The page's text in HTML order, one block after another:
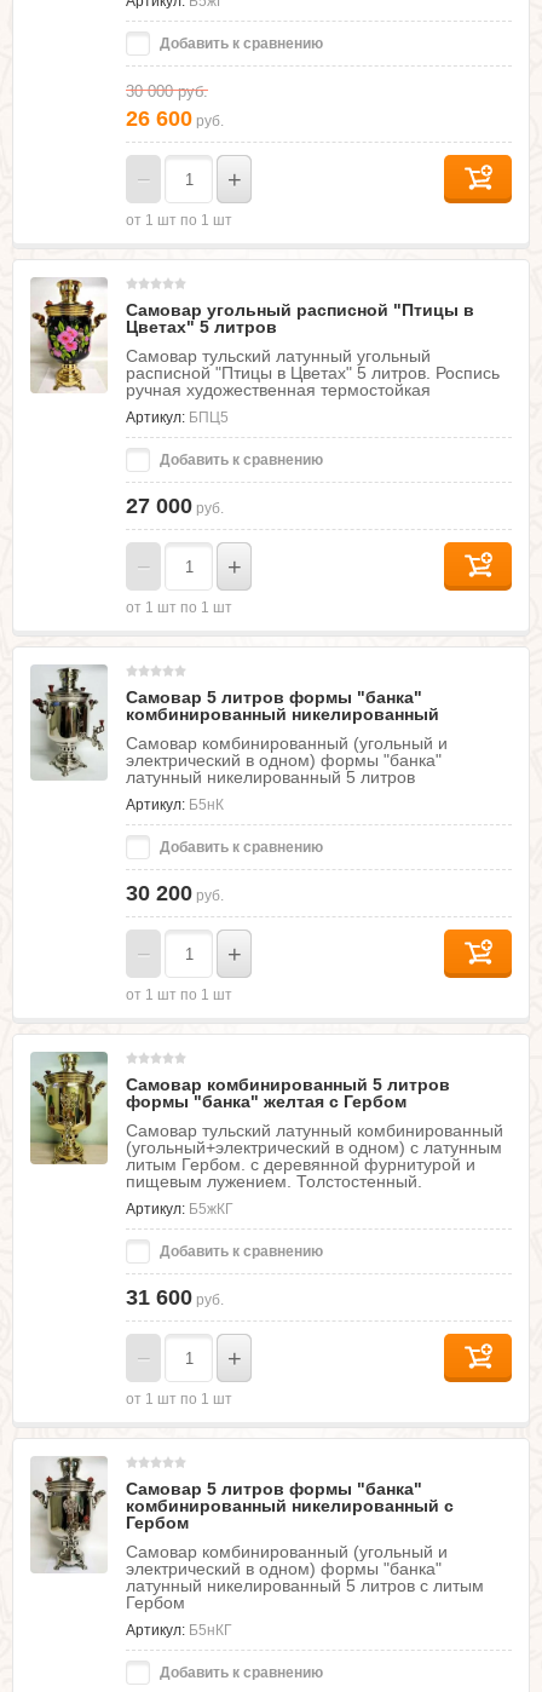
Добавить к сравнению
30 000руб.
26 600 руб.
− +
от 1 шт по 1 шт
Самовар угольный расписной "Птицы в
Цветах" 5 литров
Самовар тульский латунный угольный
расписной "Птицы в Цветах" 5 литров. Роспись
ручная художественная термостойкая
Артикул: БПЦ5
Добавить к сравнению
27 000 руб.
− +
от 1 шт по 1 шт
Самовар 5 литров формы "банка"
комбинированный никелированный
Самовар комбинированный (угольный и
электрический в одном) формы "банка"
латунный никелированный 5 литров
Артикул: Б5нК
Добавить к сравнению
30 200 руб.
− +
от 1 шт по 1 шт
Самовар комбинированный 5 литров
формы "банка" желтая с Гербом
Самовар тульский латунный комбинированный
(угольный+электрический в одном) с латунным
литым Гербом. с деревянной фурнитурой и
пищевым лужением. Толстостенный.
Артикул: Б5жКГ
Добавить к сравнению
31 600 руб.
− +
от 1 шт по 1 шт
Самовар 5 литров формы "банка"
комбинированный никелированный с
Гербом
Самовар комбинированный (угольный и
электрический в одном) формы "банка"
латунный никелированный 5 литров с литым
Гербом
Артикул: Б5нКГ
Добавить к сравнению